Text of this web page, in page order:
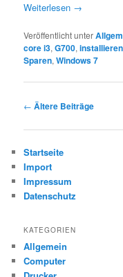
Weiterlesen →
Veröffentlicht unter
core i3,G700,installieren
Sparen,Windows 7
Beitragsnavigation
← Ältere Beiträge
Startseite
Import
Impressum
Datenschutz
KATEGORIEN
Allgemein
Computer